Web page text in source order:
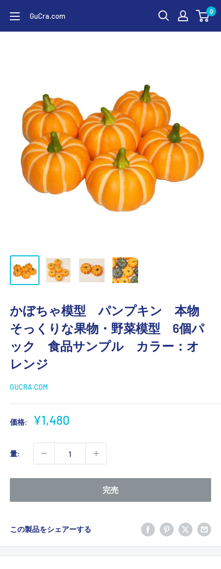
テ
GuCra.com 0
かぼちゃ模型 パンプキン 本物
そっくりな果物・野菜模型 6個パ
ック 食品サンプル カラー：オ
レンジ
GUCRA.COM
価格:
販
価
格
¥1,480
量:
完売
この製品をシェアーする